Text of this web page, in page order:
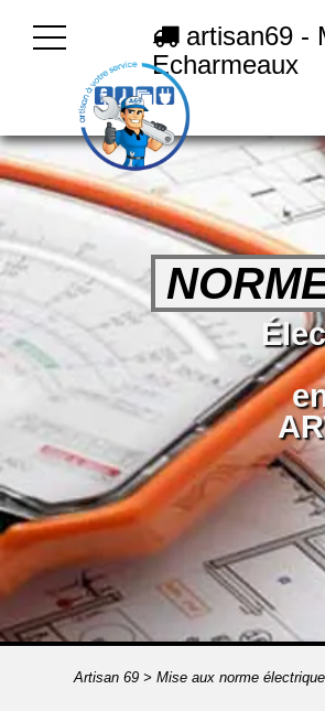
artisan69 -
Echarmeaux
Artisan 69> Mise aux norme